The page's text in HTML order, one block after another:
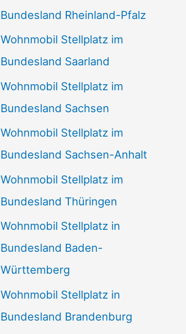
Bundesland Rheinland-Pfalz
Wohnmobil Stellplatz im
Bundesland Saarland
Wohnmobil Stellplatz im
Bundesland Sachsen
Wohnmobil Stellplatz im
Bundesland Sachsen-Anhalt
Wohnmobil Stellplatz im
Bundesland Thüringen
Wohnmobil Stellplatz in
Bundesland Baden-
Württemberg
Wohnmobil Stellplatz in
Bundesland Brandenburg